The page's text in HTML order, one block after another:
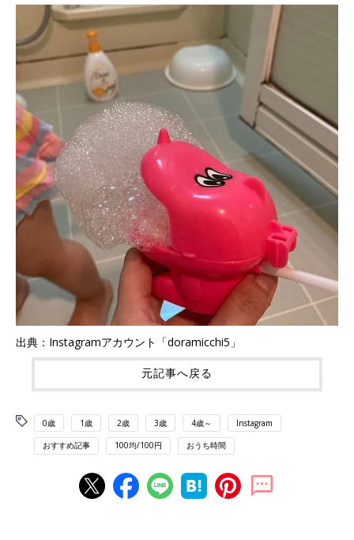
出典：Instagramアカウント「doramicchi5」
元記事へ戻る
0歳 1歳 2歳 3歳 4歳～ Instagram
おすすめ記事 100均/100円 おうち時間